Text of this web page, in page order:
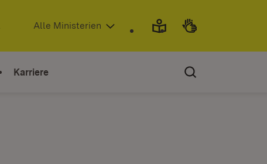
(Öffnet in neuem Fenster)
Alle Ministerien
Karriere